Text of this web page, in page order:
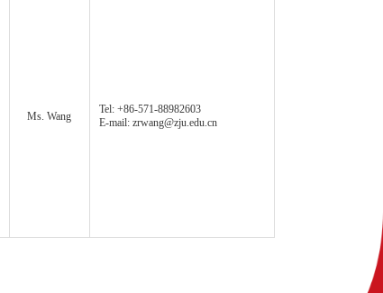
Ms. Wang
Tel: +86-571-88982603
E-mail: zrwang@zju.edu.cn